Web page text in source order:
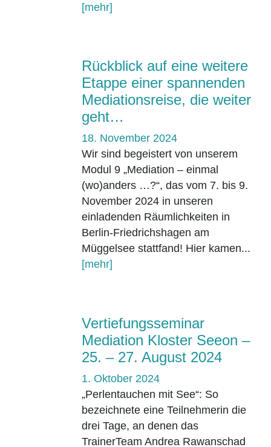
[mehr]
Rückblick auf eine weitere
Etappe einer spannenden
Mediationsreise, die weiter
geht…
18. November 2024
Wir sind begeistert von unserem
Modul 9 „Mediation – einmal
(wo)anders …?“, das vom 7. bis 9.
November 2024 in unseren
einladenden Räumlichkeiten in
Berlin-Friedrichshagen am
Müggelsee stattfand! Hier kamen...
[mehr]
Vertiefungsseminar
Mediation Kloster Seeon –
25. – 27. August 2024
1. Oktober 2024
„Perlentauchen mit See“: So
bezeichnete eine Teilnehmerin die
drei Tage, an denen das
TrainerTeam Andrea Rawanschad